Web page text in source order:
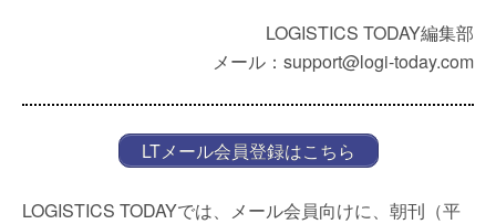
LOGISTICS TODAY編集部
メール：support@logi-today.com
LTメール会員登録はこちら
LOGISTICS TODAYでは、メール会員向けに、朝刊（平